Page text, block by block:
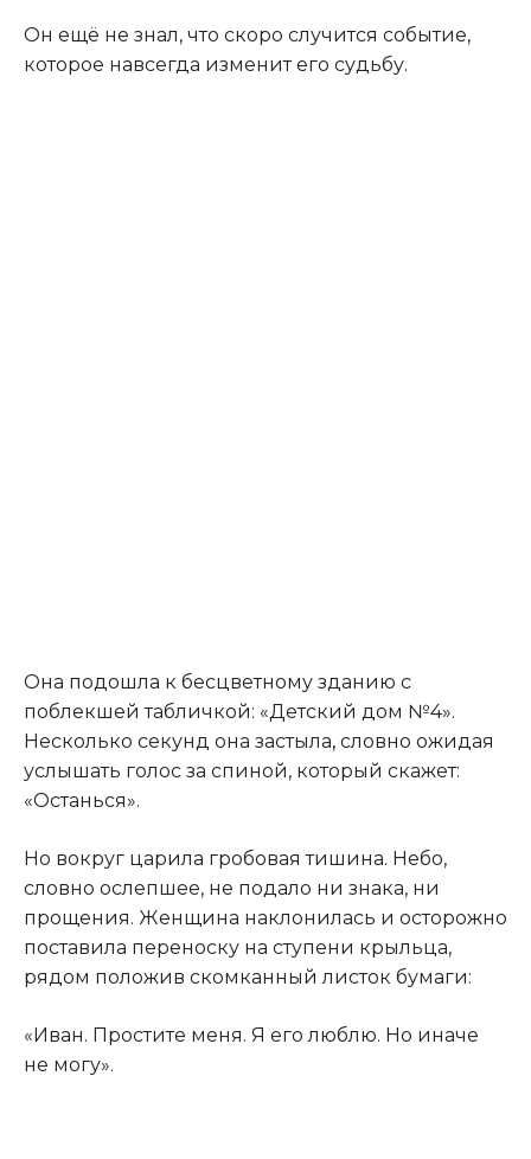
Он ещё не знал, что скоро случится событие,
которое навсегда изменит его судьбу.
Она подошла к бесцветному зданию с
поблекшей табличкой: «Детский дом №4».
Несколько секунд она застыла, словно ожидая
услышать голос за спиной, который скажет:
«Останься».
Но вокруг царила гробовая тишина. Небо,
словно ослепшее, не подало ни знака, ни
прощения. Женщина наклонилась и осторожно
поставила переноску на ступени крыльца,
рядом положив скомканный листок бумаги:
«Иван. Простите меня. Я его люблю. Но иначе
не могу».